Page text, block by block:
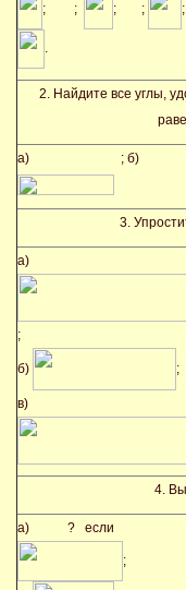
; ; ; ; ;
.
2. Найдите все углы,
а) ; б)
3.
а)
;
б) ;
в)
4.
а) ? если
;